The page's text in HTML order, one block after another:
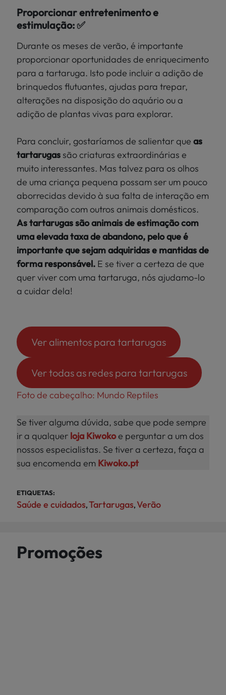
Proporcionar entretenimento e
estimulação: ✅
Durante os meses de verão, é importante
proporcionar oportunidades de enriquecimento
para a tartaruga. Isto pode incluir a adição de
brinquedos flutuantes, ajudas para trepar,
alterações na disposição do aquário ou a
adição de plantas vivas para explorar.
Para concluir, gostaríamos de salientar que as
tartarugassão criaturas extraordinárias e
muito interessantes. Mas talvez para os olhos
de uma criança pequena possam ser um pouco
aborrecidas devido à sua falta de interação em
comparação com outros animais domésticos.
As tartarugas são animais de estimação com
uma elevada taxa de abandono, pelo que é
importante que sejam adquiridas e mantidas de
forma responsável. E se tiver a certeza de que
quer viver com uma tartaruga, nós ajudamo-lo
a cuidar dela!
Ver alimentos para tartarugas
Ver todas as redes para tartarugas
Foto de cabeçalho: Mundo Reptiles
Se tiver alguma dúvida, sabe que pode sempre
ir a qualquer loja Kiwokoe perguntar a um dos
nossos especialistas. Se tiver a certeza, faça a
sua encomenda em Kiwoko.pt
ETIQUETAS:
Saúde e cuidados,Tartarugas,Verão
Promoções